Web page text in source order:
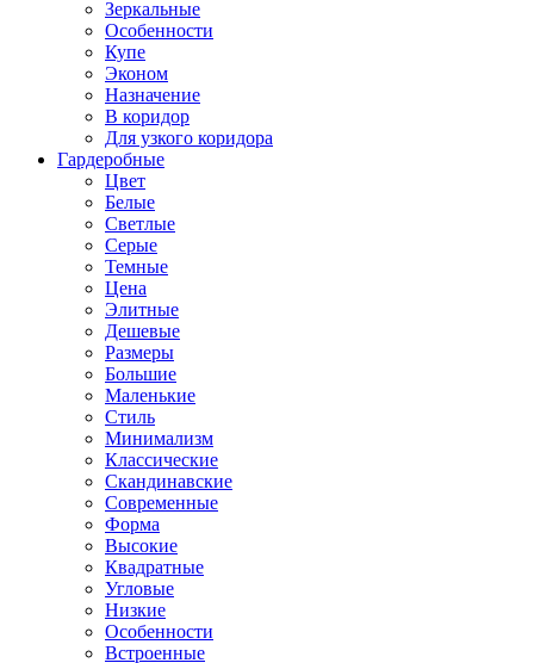
Зеркальные
Особенности
Купе
Эконом
Назначение
В коридор
Для узкого коридора
Гардеробные
Цвет
Белые
Светлые
Серые
Темные
Цена
Элитные
Дешевые
Размеры
Большие
Маленькие
Стиль
Минимализм
Классические
Скандинавские
Современные
Форма
Высокие
Квадратные
Угловые
Низкие
Особенности
Встроенные